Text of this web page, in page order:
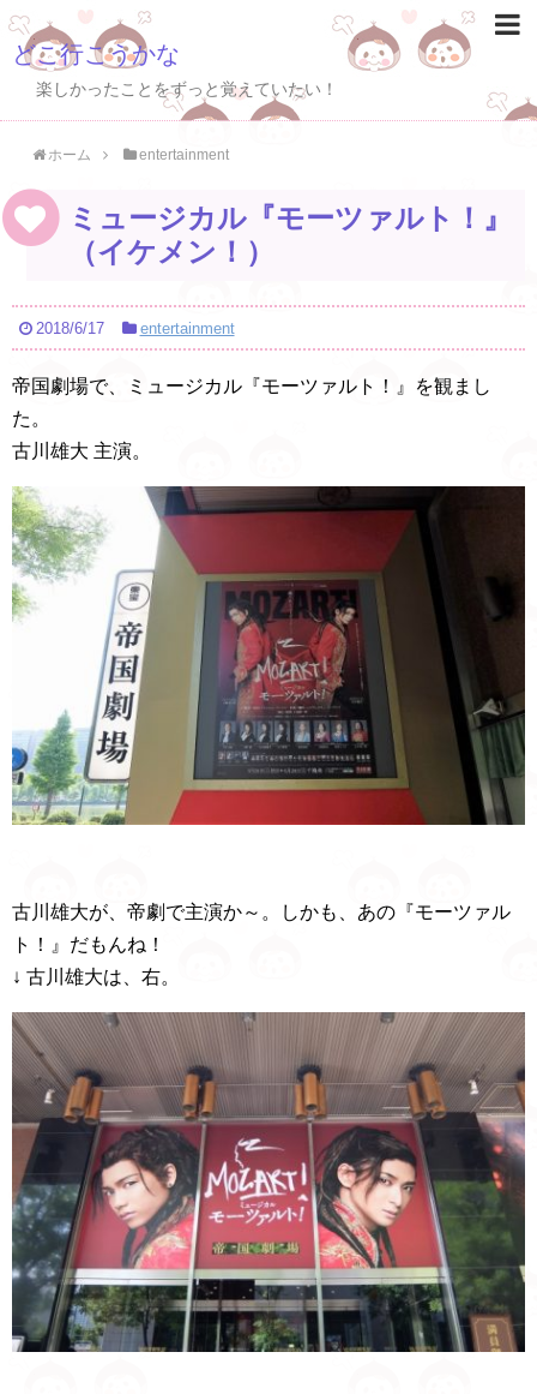
どこ行こうかな
楽しかったことをずっと覚えていたい！
ホーム entertainment
ミュージカル『モーツァルト！』
（イケメン！）
2018/6/17 entertainment
帝国劇場で、ミュージカル『モーツァルト！』を観まし
た。
古川雄大 主演。
古川雄大が、帝劇で主演か～。しかも、あの『モーツァル
ト！』だもんね！
↓ 古川雄大は、右。